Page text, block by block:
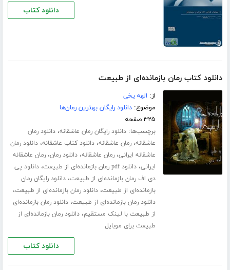
دانلود کتاب
دانلود کتاب رمان بازمانده‌ای از طبیعت
از: الهه یخی
موضوع:دانلود رایگان بهترین رمان‌ها
۳۲۵ صفحه
برچسب‌ها:دانلود رایگان رمان عاشقانه،دانلود رمان
عاشقانه،رمان عاشقانه،دانلود کتاب عاشقانه،دانلود رمان
عاشقانه ایرانی،رمان عاشقانه،دانلود رمان،رمان عاشقانه
ایرانی،دانلود pdf رمان بازمانده‌ای از طبیعت ،دانلود پی
دی اف رمان بازمانده‌ای از طبیعت،دانلود رایگان رمان
بازمانده‌ای از طبیعت،دانلود رمان بازمانده‌ای از طبیعت،
دانلود رمان بازمانده‌ای از طبیعت،دانلود رمان بازمانده‌ای
از طبیعت با لینک مستقیم،دانلود رمان بازمانده‌ای از
طبیعت برای موبایل
دانلود کتاب